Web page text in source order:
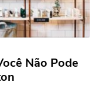
Não Pode